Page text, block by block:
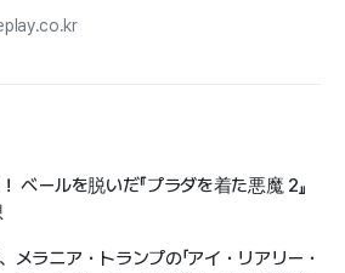
ベールを脱いだ『プラダを着た悪魔 2』
メラニア・トランプの「アイ・リアリー・